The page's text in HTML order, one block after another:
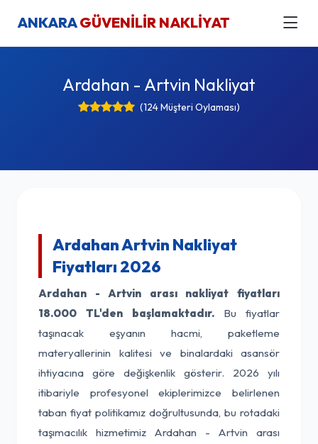
ANKARAGÜVENİLİR NAKLİYAT
Ardahan - Artvin Nakliyat
(124 Müşteri Oylaması)
Ardahan Artvin Nakliyat
Fiyatları 2026
Ardahan - Artvin arası nakliyat fiyatları
18.000 TL'den başlamaktadır. Bu fiyatlar
taşınacak eşyanın hacmi, paketleme
materyallerinin kalitesi ve binalardaki asansör
ihtiyacına göre değişkenlik gösterir. 2026 yılı
itibariyle profesyonel ekiplerimizce belirlenen
taban fiyat politikamız doğrultusunda, bu rotadaki
taşımacılık hizmetimiz Ardahan - Artvin arası